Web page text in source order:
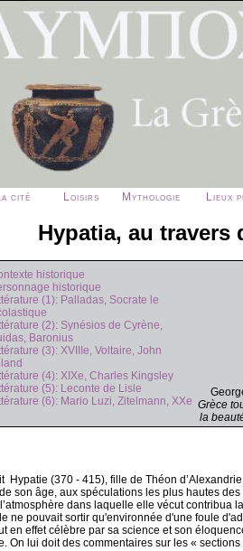
cité Loisirs Mythologie Lieux
Hypatia, au travers
historique
historique
(1): Palladas, Socrate le
(2): Synésios de Cyrène,
Baronius
(3): XVIIIe, Voltaire, John
(4): XIXe, Charles Kingsley
(5): Leconte de Lisle
(6): Mario Luzi, Zitelmann, XXe Grèce
la
Hypatie (370 - 415), fille de Théon
son âge, aux spéculations les plus hautes
dans laquelle elle vécut contribua
ne pouvait sortir qu'environnée d'une foule
en effet célèbre par sa science et son
On lui doit des commentaires sur les «